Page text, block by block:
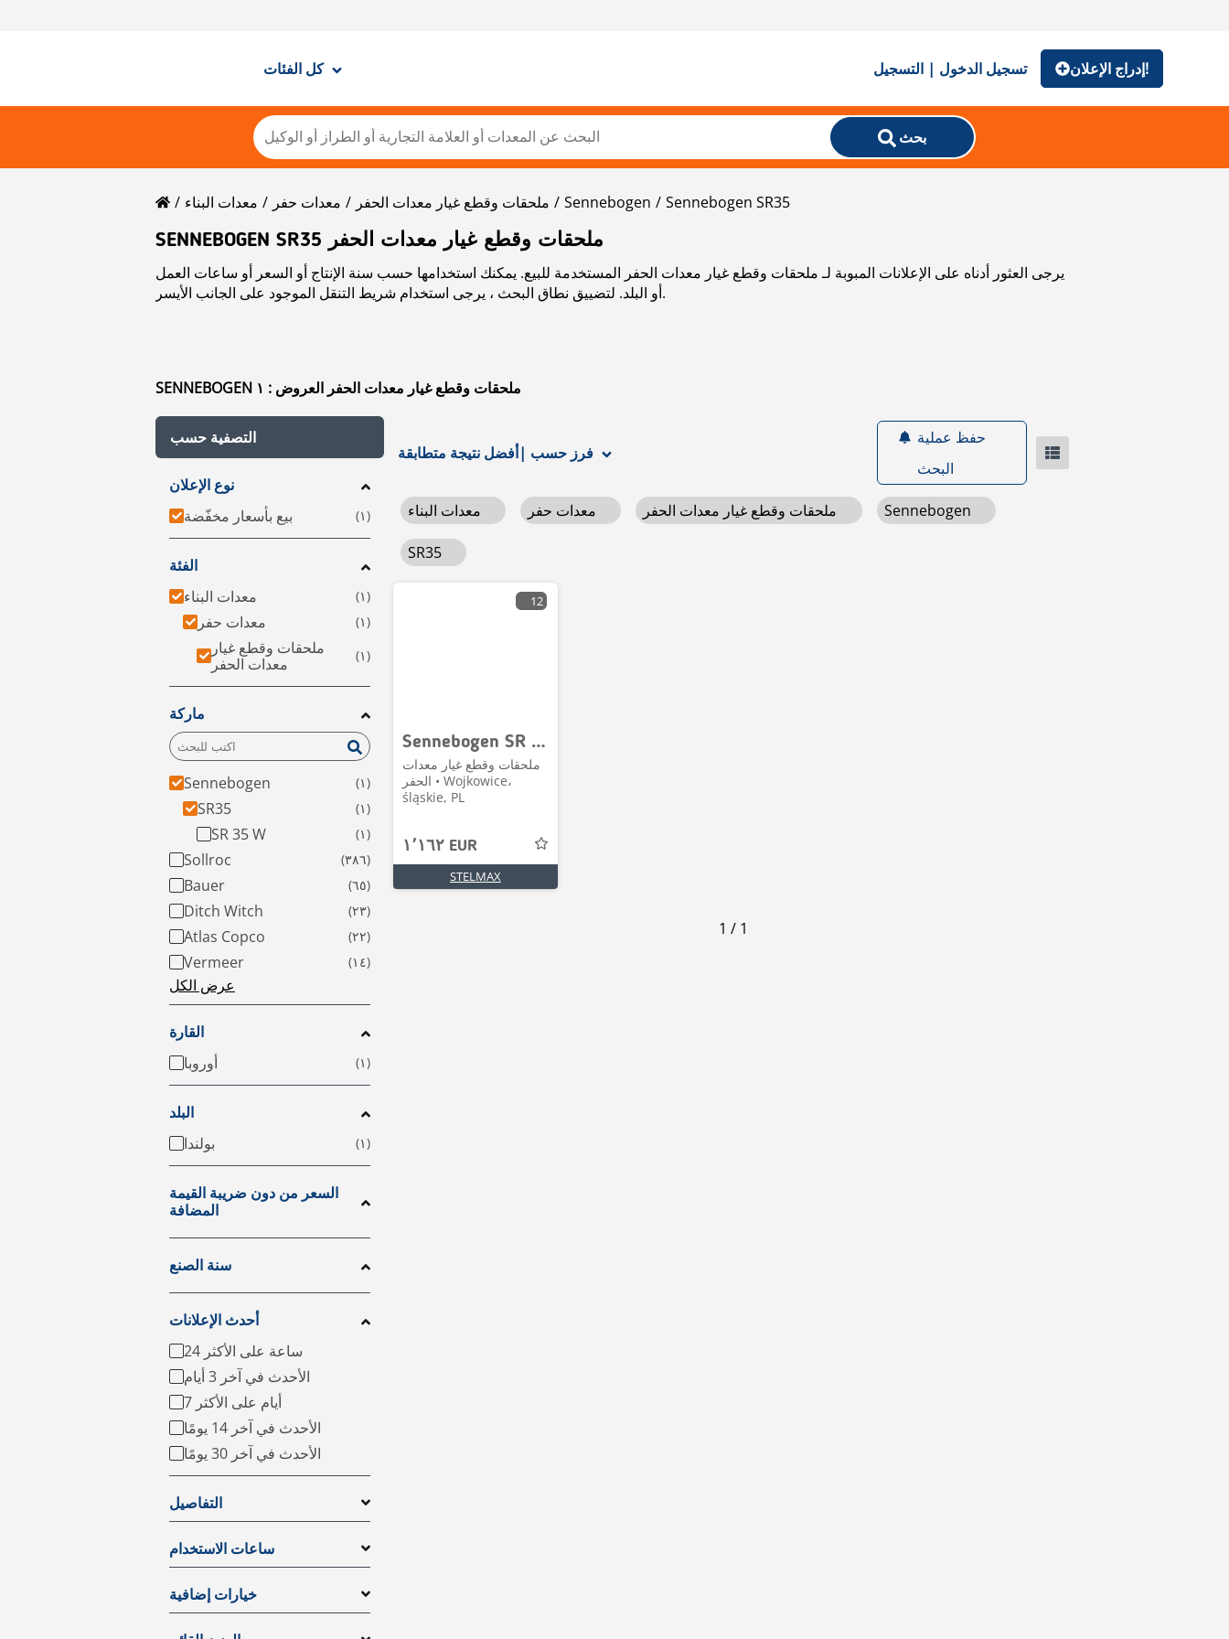
كل الفئات تسجيل الدخول | التسجيل إدراج الإعلان!
بحث
معدات البناء معدات حفر ملحقات وقطع غيار معدات الحفر Sennebogen
Sennebogen SR35
SENNEBOGEN SR35 ملحقات وقطع غيار معدات الحفر
يرجى العثور أدناه على الإعلانات المبوبة لـ ملحقات وقطع غيار معدات الحفر المستخدمة للبيع. يمكنك استخدامها حسب سنة الإنتاج أو السعر أو ساعات العمل
أو البلد. لتضييق نطاق البحث ، يرجى استخدام شريط التنقل الموجود على الجانب الأيسر.
SENNEBOGEN ملحقات وقطع غيار معدات الحفر العروض : ١
التصفية حسب
نوع الإعلان
بيع بأسعار مخفّضة
الفئة
معدات البناء
معدات حفر
ملحقات وقطع غيار
معدات الحفر
ماركة
Sennebogen
SR35
SR 35 W
Sollroc
Bauer
Ditch Witch
Atlas Copco
Vermeer
عرض الكل
القارة
أوروبا
البلد
بولندا
السعر من دون ضريبة القيمة
المضافة
سنة الصنع
أحدث الإعلانات
24 ساعة على الأكثر
الأحدث في آخر 3 أيام
7 أيام على الأكثر
الأحدث في آخر 14 يومًا
الأحدث في آخر 30 يومًا
التفاصيل
ساعات الاستخدام
خيارات إضافية
فرز حسب |
حفظ عملية
البحث
Sennebogen
SR35
12
Sennebogen SR 35 W USED HYDRAULIC PARTS VALVE COMPLET
ملحقات وقطع غيار معدات
الحفر • Wojkowice،
śląskie, PL
١٬١٦٢ EUR
STELMAX
1 / 1